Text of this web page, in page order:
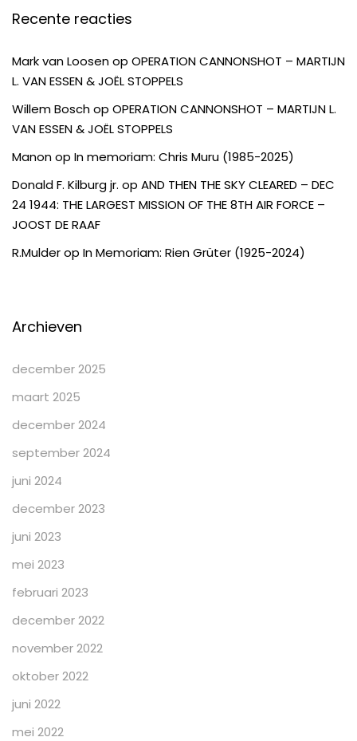
Recente reacties
Mark van Loosenop OPERATION CANNONSHOT – MARTIJN
L. VAN ESSEN & JOËL STOPPELS
Willem Boschop OPERATION CANNONSHOT – MARTIJN L.
VAN ESSEN & JOËL STOPPELS
Manonop In memoriam: Chris Muru (1985-2025)
Donald F. Kilburg jr. op AND THEN THE SKY CLEARED – DEC
24 1944: THE LARGEST MISSION OF THE 8TH AIR FORCE –
JOOST DE RAAF
R.Mulderop In Memoriam: Rien Grüter (1925-2024)
Archieven
december 2025
maart 2025
december 2024
september 2024
juni 2024
december 2023
juni 2023
mei 2023
februari 2023
december 2022
november 2022
oktober 2022
juni 2022
mei 2022